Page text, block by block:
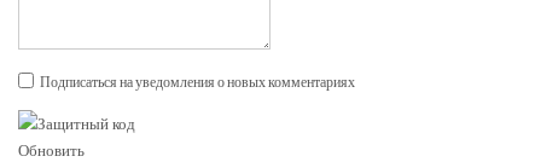
Подписаться на уведомления о новых комментариях
Обновить